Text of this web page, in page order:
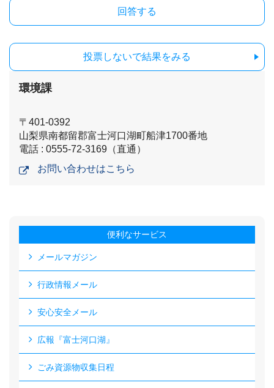
投票しないで結果をみる
環境課
〒401-0392
山梨県南都留郡富士河口湖町船津1700番地
電話 : 0555-72-3169（直通）
お問い合わせはこちら
便利なサービス
メールマガジン
行政情報メール
安心安全メール
広報『富士河口湖』
ごみ資源物収集日程